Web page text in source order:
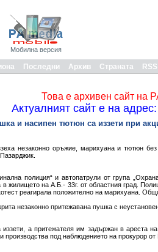
Мобилна версия
Последни Архив Страната
Това е архивен сайт на
Актуалният сайт е на адрес:
и насипен тютюн са иззети при
незаконно оръжие, марихуана и тютюн
полиция“ и автопатрули от група
жилището на А.Б.- 33г. от областния град.
реагирала положително на марихуана.
незаконно притежавана пушка с
а притежателя им задържан в ареста
под наблюдението на прокурор от